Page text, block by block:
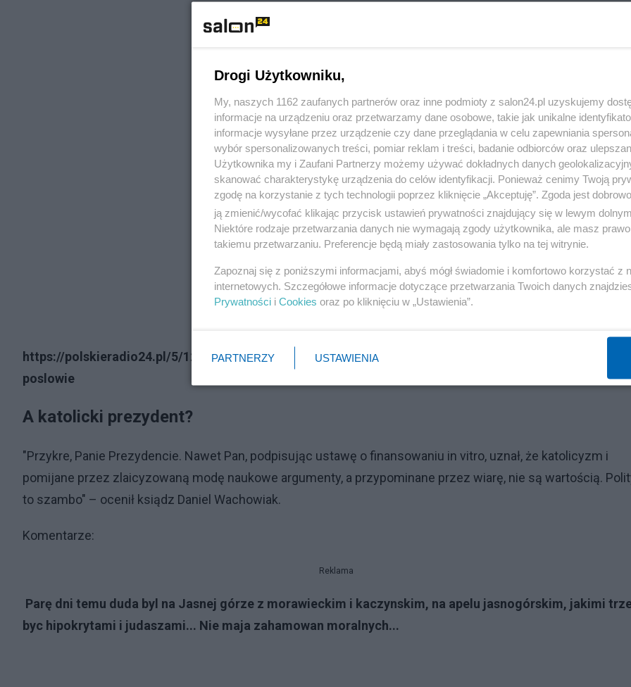
Reklama
https://polskieradio24.pl/5/1222/artykul/3290636,sejm-zdecydowal-ws-in-vitro-wiemy-jak-glosowali-
poslowie
A katolicki prezydent?
"Przykre, Panie Prezydencie. Nawet Pan, podpisując ustawę o finansowaniu in vitro, uznał, że katolicyzm i
pomijane przez zlaicyzowaną modę naukowe argumenty, a przypominane przez wiarę, nie są wartością.
to szambo" – ocenił ksiądz Daniel Wachowiak.
Komentarze:
Reklama
Parę dni temu duda byl na Jasnej górze z morawieckim i kaczynskim, na apelu jasnogórskim, jakimi
byc hipokrytami i judaszami... Nie maja zahamowan moralnych...
Drogi Użytkowniku,
My, naszych 1162 zaufanych partnerów oraz inne podmioty z salon24.pl uzyskujemy
informacje na urządzeniu oraz przetwarzamy dane osobowe, takie jak unikalne
informacje wysyłane przez urządzenie czy dane przeglądania w celu zapewniania
wybór spersonalizowanych treści, pomiar reklam i treści, badanie odbiorców oraz
Użytkownika my i Zaufani Partnerzy możemy używać dokładnych danych
skanować charakterystykę urządzenia do celów identyfikacji. Ponieważ cenimy Twoją
zgodę na korzystanie z tych technologii poprzez kliknięcie „Akceptuję”. Zgoda jest
ją zmienić/wycofać klikając przycisk ustawień prywatności znajdujący się w lewym
Niektóre rodzaje przetwarzania danych nie wymagają zgody użytkownika, ale masz
takiemu przetwarzaniu. Preferencje będą miały zastosowania tylko na tej witrynie.
Zapoznaj się z poniższymi informacjami, abyś mógł świadomie i komfortowo korzystać z
internetowych. Szczegółowe informacje dotyczące przetwarzania Twoich danych
Prywatności i Cookies oraz po kliknięciu w „Ustawienia”.
PARTNERZY USTAWIENIA